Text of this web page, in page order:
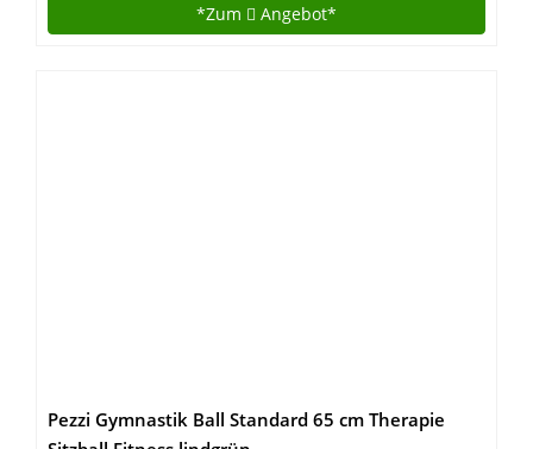
*Zum Angebot*
Pezzi Gymnastik Ball Standard 65 cm Therapie